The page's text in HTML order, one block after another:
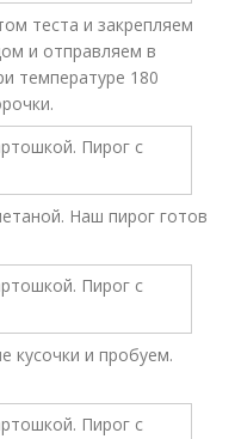
теста и закрепляем
и отправляем в
температуре 180
Наш пирог готов
кусочки и пробуем.